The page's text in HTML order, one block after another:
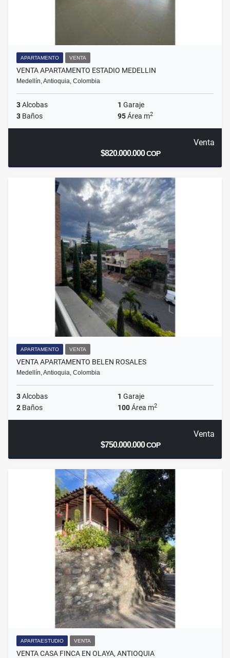
APARTAMENTO VENTA
VENTA APARTAMENTO ESTADIO MEDELLIN
Medellín, Antioquia, Colombia
3Alcobas 1 Garaje
3 Baños 95Área m2
Venta
$820.000.000COP
APARTAMENTO VENTA
VENTA APARTAMENTO BELEN ROSALES
Medellín, Antioquia, Colombia
3Alcobas 1 Garaje
2 Baños 100Área m2
Venta
$750.000.000COP
APARTAESTUDIO VENTA
VENTA CASA FINCA EN OLAYA, ANTIOQUIA